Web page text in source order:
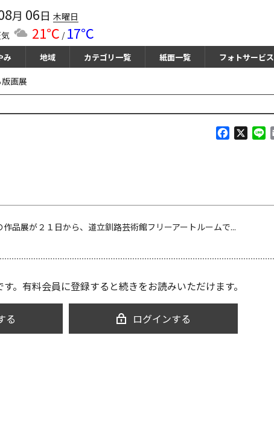
月 06日 木曜日
21℃ / 17℃
み 地域 カテゴリ一覧 紙面一覧 フォトサービス
画展
k
品展が２１日から、道立釧路芸術館フリーアートルームで...
。有料会員に登録すると続きをお読みいただけます。
る ログインする